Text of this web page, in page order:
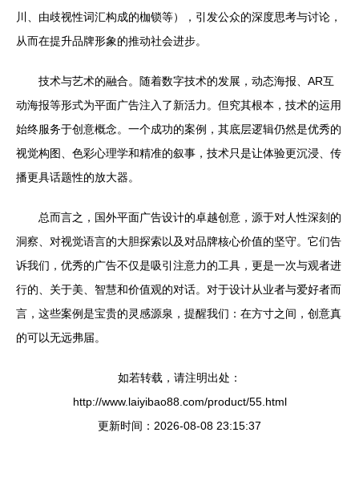
川、由歧视性词汇构成的枷锁等），引发公众的深度思考与讨论，
从而在提升品牌形象的推动社会进步。
技术与艺术的融合。随着数字技术的发展，动态海报、AR互
动海报等形式为平面广告注入了新活力。但究其根本，技术的运用
始终服务于创意概念。一个成功的案例，其底层逻辑仍然是优秀的
视觉构图、色彩心理学和精准的叙事，技术只是让体验更沉浸、传
播更具话题性的放大器。
总而言之，国外平面广告设计的卓越创意，源于对人性深刻的
洞察、对视觉语言的大胆探索以及对品牌核心价值的坚守。它们告
诉我们，优秀的广告不仅是吸引注意力的工具，更是一次与观者进
行的、关于美、智慧和价值观的对话。对于设计从业者与爱好者而
言，这些案例是宝贵的灵感源泉，提醒我们：在方寸之间，创意真
的可以无远弗届。
如若转载，请注明出处：
http://www.laiyibao88.com/product/55.html
更新时间：2026-08-08 23:15:37